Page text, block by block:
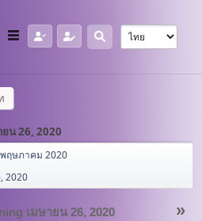
น 26, 2020
พฤษภาคม 2020
2020
»
เมษายน 26, 2020